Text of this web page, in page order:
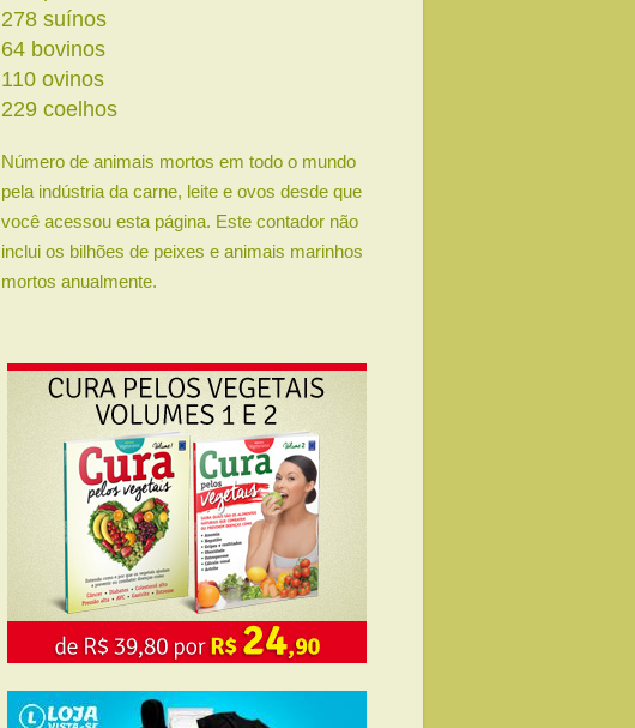
319 suínos
73 bovinos
126 ovinos
263 coelhos
Número de animais mortos em todo o mundo
pela indústria da carne, leite e ovos desde que
você acessou esta página. Este contador não
inclui os bilhões de peixes e animais marinhos
mortos anualmente.